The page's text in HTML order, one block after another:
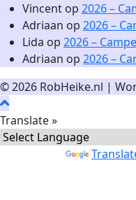
Vincent op 2026 –
Adriaan op 2026 –
Lida op 2026 –
Adriaan op 2026 –
© 2026 RobHeike.nl |
Translate »